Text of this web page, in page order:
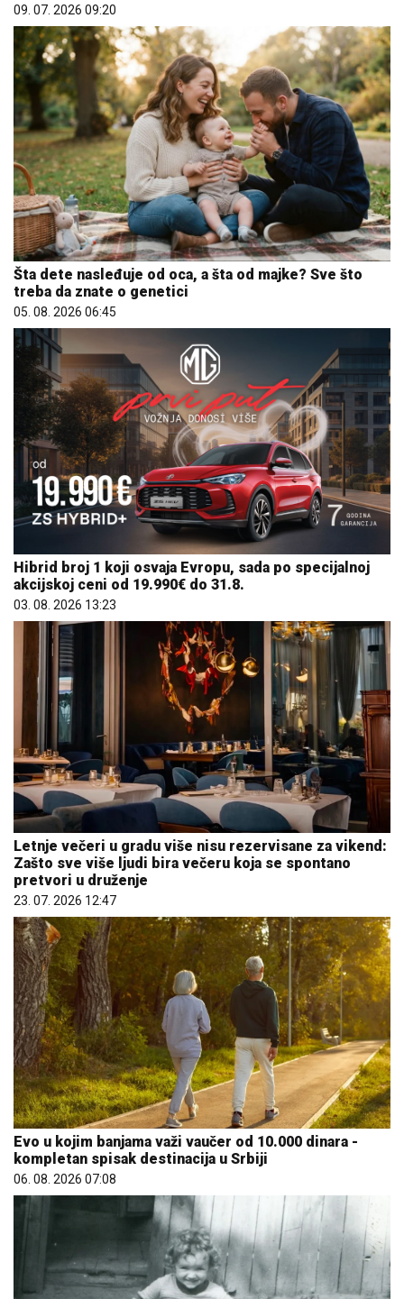
09. 07. 2026 09:20
Šta dete nasleđuje od oca, a šta od majke? Sve što
treba da znate o genetici
05. 08. 2026 06:45
Hibrid broj 1 koji osvaja Evropu, sada po specijalnoj
akcijskoj ceni od 19.990€ do 31.8.
03. 08. 2026 13:23
Letnje večeri u gradu više nisu rezervisane za vikend:
Zašto sve više ljudi bira večeru koja se spontano
pretvori u druženje
23. 07. 2026 12:47
Evo u kojim banjama važi vaučer od 10.000 dinara -
kompletan spisak destinacija u Srbiji
06. 08. 2026 07:08